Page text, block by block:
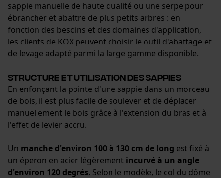
sappie manuelle de haute qualité ou une serpe pour
ébrancher et abattre de plus petits arbres : en
fonction des besoins et des domaines d'application,
les clients de KOX peuvent choisir le outil d'abattage et
de levage adapté parmi la large gamme disponible.
Structure et utilisation des sappies
En enfonçant la pointe d'une sappie dans un morceau
de bois, il est plus facile de soulever et de déplacer
manuellement le bois grâce à l'extension du bras et à
l'effet de levier accru.
Un manche d'environ 100 à 130 cm de long est fixé à
un éperon en acier légèrement incurvé à un angle
d'environ 120 degrés. Selon le modèle, le col du dôme
Géo-IP et détection des
utilisateurs
Vidéos YouTube
Google Maps
Prise de contact par chat
Cookies marketing
Google Global Site Tag
Microsoft Advertising Universal
Event Tracking